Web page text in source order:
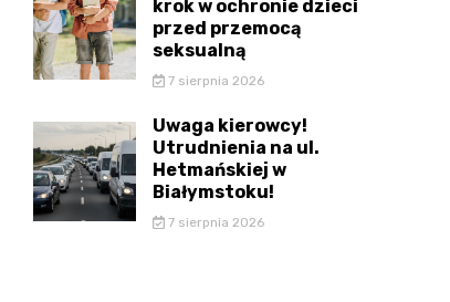
krok w ochronie dzieci
przed przemocą
seksualną
7 sierpnia 2026
Uwaga kierowcy!
Utrudnienia na ul.
Hetmańskiej w
Białymstoku!
7 sierpnia 2026